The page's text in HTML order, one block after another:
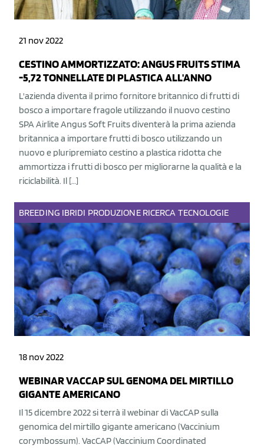
21 nov 2022
CESTINO AMMORTIZZATO: ANGUS FRUITS STIMA
-5,72 TONNELLATE DI PLASTICA ALL'ANNO
L'azienda diventa il primo fornitore britannico di frutti di
bosco a importare fragole utilizzando il nuovo cestino
SPA Airlite Angus Soft Fruits diventerà la prima azienda
britannica a importare frutti di bosco utilizzando un
nuovo e pluripremiato cestino a plastica ridotta che
ammortizza i frutti di bosco per migliorarne la qualità e la
riciclabilità. Il […]
BREEDING IBRIDI PRODUZIONE RICERCA TECNOLOGIE
18 nov 2022
WEBINAR VACCAP SUL GENOMA DEL MIRTILLO
GIGANTE AMERICANO
Il 15 dicembre 2022 si terrà il webinar di VacCAP sulla
genomica del mirtillo gigante americano (Vaccinium
corymbossum). VacCAP (Vaccinium Coordinated